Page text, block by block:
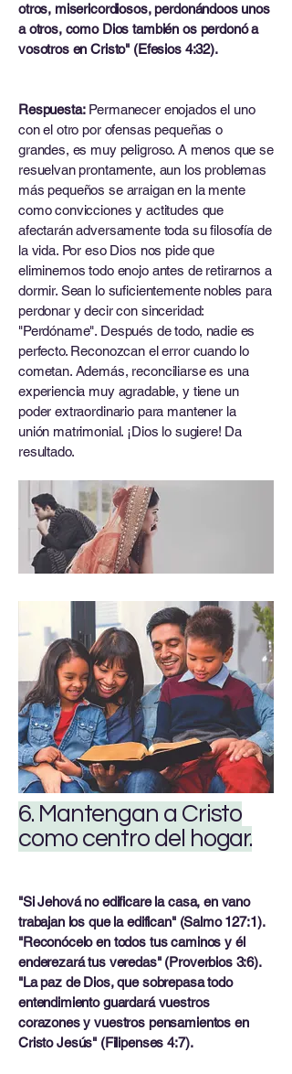
otros, misericordiosos, perdonándoos unos
a otros, como Dios también os perdonó a
vosotros en Cristo" (Efesios 4:32).
Respuesta:Permanecer enojados el uno
con el otro por ofensas pequeñas o
grandes, es muy peligroso. A menos que se
resuelvan prontamente, aun los problemas
más pequeños se arraigan en la mente
como convicciones y actitudes que
afectarán adversamente toda su filosofía de
la vida. Por eso Dios nos pide que
eliminemos todo enojo antes de retirarnos a
dormir. Sean lo suficientemente nobles para
perdonar y decir con sinceridad:
"Perdóname". Después de todo, nadie es
perfecto. Reconozcan el error cuando lo
cometan. Además, reconciliarse es una
experiencia muy agradable, y tiene un
poder extraordinario para mantener la
unión matrimonial. ¡Dios lo sugiere! Da
resultado.
6. Mantengan a Cristo
como centro del hogar.
"Si Jehová no edificare la casa, en vano
trabajan los que la edifican" (Salmo 127:1).
"Reconócelo en todos tus caminos y él
enderezará tus veredas" (Proverbios 3:6).
"La paz de Dios, que sobrepasa todo
entendimiento guardará vuestros
corazones y vuestros pensamientos en
Cristo Jesús" (Filipenses 4:7).